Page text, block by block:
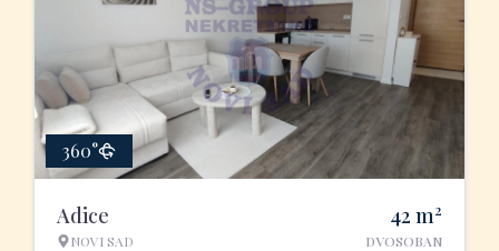
360°
Adice
NOVI SAD
42 m2
DVOSOBAN